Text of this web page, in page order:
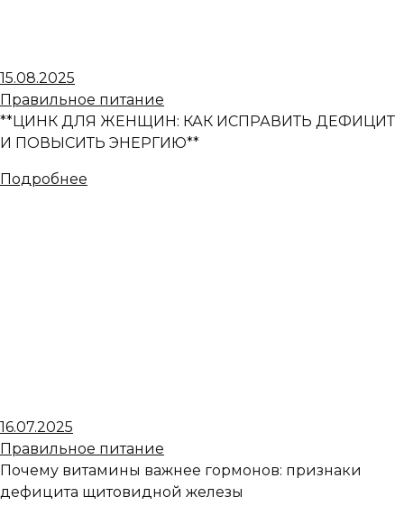
15.08.2025
Правильное питание
**ЦИНК ДЛЯ ЖЕНЩИН: КАК ИСПРАВИТЬ ДЕФИЦИТ
И ПОВЫСИТЬ ЭНЕРГИЮ**
Подробнее
16.07.2025
Правильное питание
Почему витамины важнее гормонов: признаки
дефицита щитовидной железы